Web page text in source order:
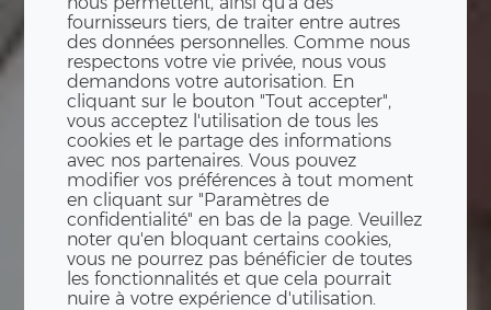
fournisseurs tiers, de traiter entre autres
des données personnelles. Comme nous
respectons votre vie privée, nous vous
demandons votre autorisation. En
cliquant sur le bouton "Tout accepter",
vous acceptez l'utilisation de tous les
cookies et le partage des informations
avec nos partenaires. Vous pouvez
modifier vos préférences à tout moment
en cliquant sur "Paramètres de
confidentialité" en bas de la page. Veuillez
noter qu'en bloquant certains cookies,
vous ne pourrez pas bénéficier de toutes
les fonctionnalités et que cela pourrait
nuire à votre expérience d'utilisation.